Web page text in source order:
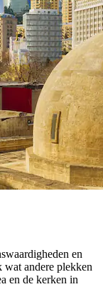
en
wat andere plekken
en de kerken in